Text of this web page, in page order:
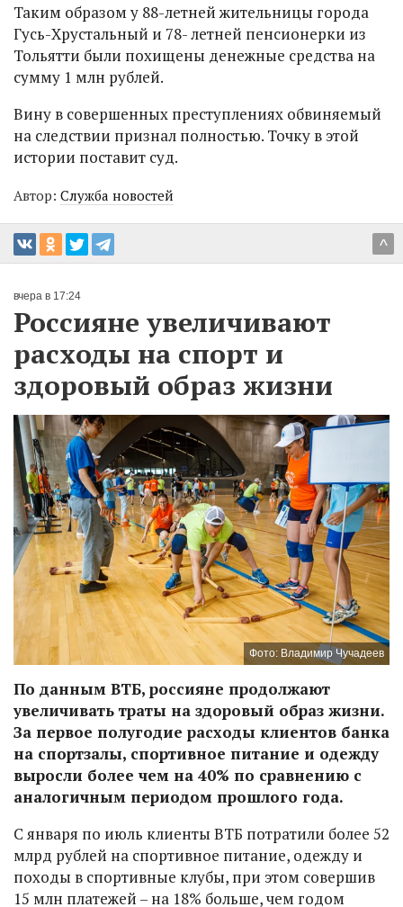
Таким образом у 88-летней жительницы города
Гусь-Хрустальный и 78- летней пенсионерки из
Тольятти были похищены денежные средства на
сумму 1 млн рублей.
Вину в совершенных преступлениях обвиняемый
на следствии признал полностью. Точку в этой
истории поставит суд.
Автор: Служба новостей
^
вчера в 17:24
Россияне увеличивают
расходы на спорт и
здоровый образ жизни
Фото: Владимир Чучадеев
По данным ВТБ, россияне продолжают
увеличивать траты на здоровый образ жизни.
За первое полугодие расходы клиентов банка
на спортзалы, спортивное питание и одежду
выросли более чем на 40% по сравнению с
аналогичным периодом прошлого года.
С января по июль клиенты ВТБ потратили более 52
млрд рублей на спортивное питание, одежду и
походы в спортивные клубы, при этом совершив
15 млн платежей – на 18% больше, чем годом